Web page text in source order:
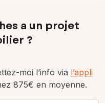
a un projet
?
moi l’info via l’appli
875€ en moyenne.